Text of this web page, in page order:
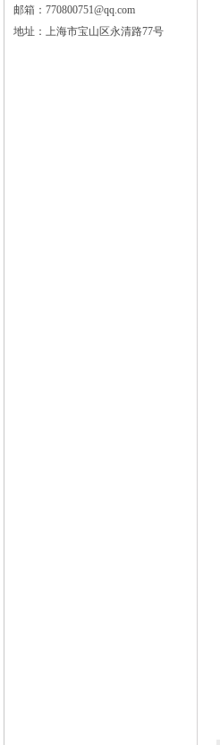
邮箱：770800751@qq.com
地址：上海市宝山区永清路77号